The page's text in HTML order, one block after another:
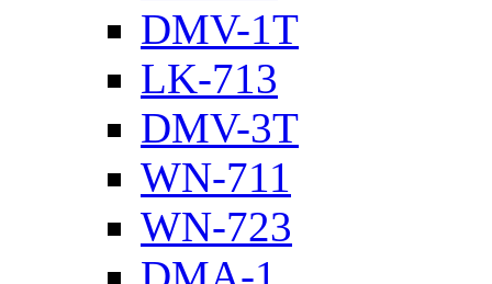
DMV-1T
LK-713
DMV-3T
WN-711
WN-723